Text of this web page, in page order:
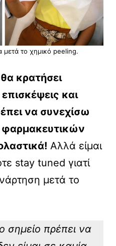
μετά το χημικό peeling.
κρατήσει
και
να συνεχίσω
Αλλά είμαι
stay tuned γιατί
μετά το
σημείο πρέπει να